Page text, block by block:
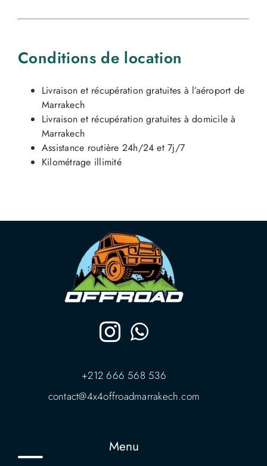
Conditions de location
Livraison et récupération gratuites à l’aéroport de
Marrakech
Livraison et récupération gratuites à domicile à
Marrakech
Assistance routière 24h/24 et 7j/7
Kilométrage illimité
+212 666 568 536
contact@4x4offroadmarrakech.com
Menu